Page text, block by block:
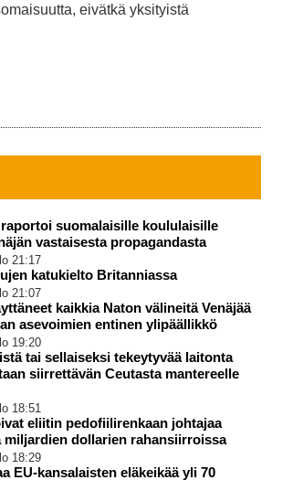
eivätkä yksityistä
suomalaisille koululaisille
vastaisesta propagandasta
21:17
katukielto Britanniassa
21:07
kaikkia Naton välineitä Venäjää
asevoimien entinen ylipäällikkö
19:20
tai sellaiseksi tekeytyvää laitonta
siirrettävän Ceutasta mantereelle
18:51
eliitin pedofiilirenkaan johtajaa
miljardien dollarien rahansiirroissa
18:29
EU-kansalaisten eläkeikää yli 70